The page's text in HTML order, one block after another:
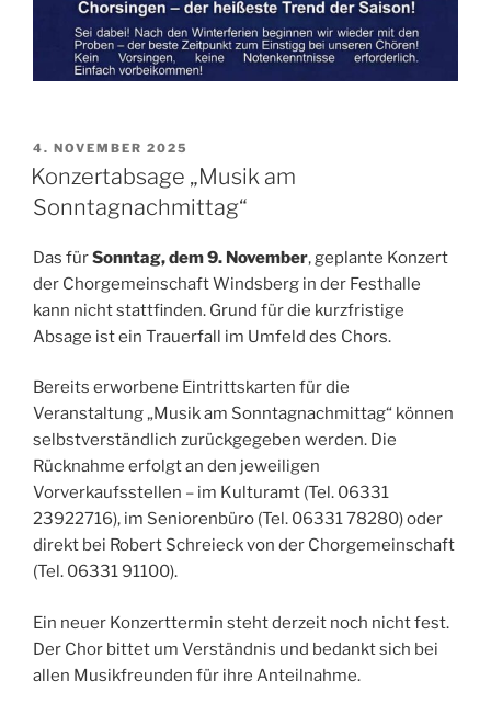
VERÖFFENTLICHT
AM
4. NOVEMBER 2025
Konzertabsage „Musik am
Sonntagnachmittag“
Das fürSonntag, dem 9. November, geplante Konzert
der Chorgemeinschaft Windsberg in der Festhalle
kann nicht stattfinden. Grund für die kurzfristige
Absage ist ein Trauerfall im Umfeld des Chors.
Bereits erworbene Eintrittskarten für die
Veranstaltung „Musik am Sonntagnachmittag“ können
selbstverständlich zurückgegeben werden. Die
Rücknahme erfolgt an den jeweiligen
Vorverkaufsstellen – im Kulturamt (Tel. 06331
23922716), im Seniorenbüro (Tel. 06331 78280) oder
direkt bei Robert Schreieck von der Chorgemeinschaft
(Tel. 06331 91100).
Ein neuer Konzerttermin steht derzeit noch nicht fest.
Der Chor bittet um Verständnis und bedankt sich bei
allen Musikfreunden für ihre Anteilnahme.